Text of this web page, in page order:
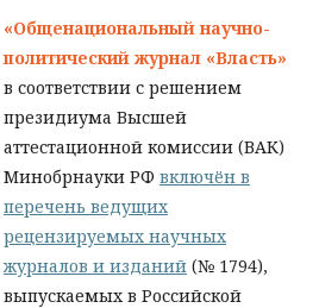
«Общенациональный научно-
политический журнал «Власть»
в соответствии с решением
президиума Высшей
аттестационной комиссии (ВАК)
Минобрнауки РФ включён в
перечень ведущих
рецензируемых научных
журналов и изданий (№ 1794),
выпускаемых в Российской